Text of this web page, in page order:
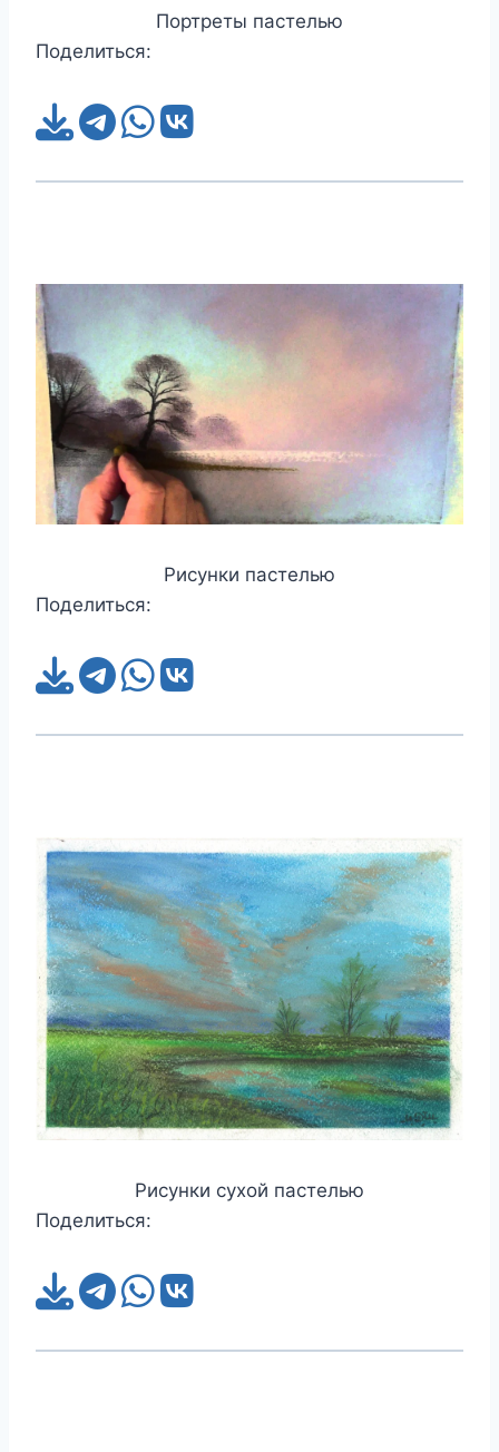
Портреты пастелью
Поделиться:
Рисунки пастелью
Поделиться:
Рисунки сухой пастелью
Поделиться: